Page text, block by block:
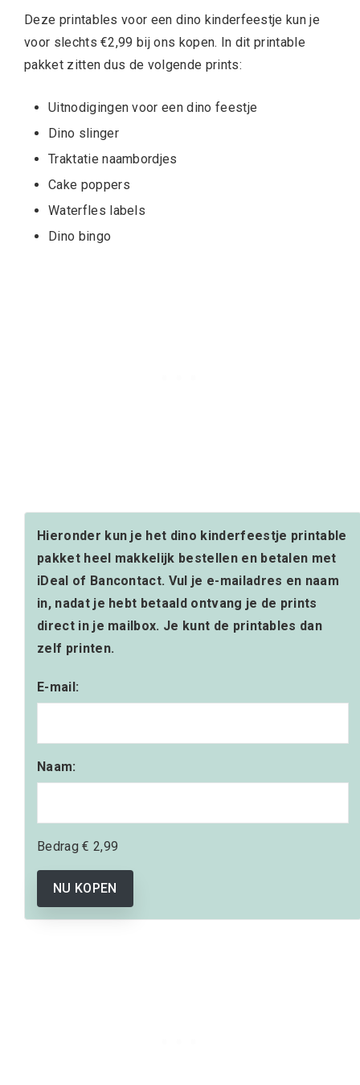
Deze printables voor een dino kinderfeestje kun je
voor slechts €2,99 bij ons kopen. In dit printable
pakket zitten dus de volgende prints:
Uitnodigingen voor een dino feestje
Dino slinger
Traktatie naambordjes
Cake poppers
Waterfles labels
Dino bingo
Hieronder kun je het dino kinderfeestje printable
pakket heel makkelijk bestellen en betalen met
iDeal of Bancontact. Vul je e-mailadres en naam
in, nadat je hebt betaald ontvang je de prints
direct in je mailbox. Je kunt de printables dan
zelf printen.
E-mail:
Naam:
Bedrag€ 2,99
NU KOPEN